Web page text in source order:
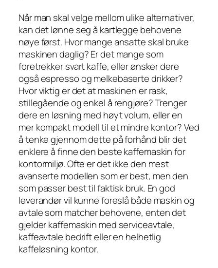
Når man skal velge mellom ulike alternativer,
kan det lønne seg å kartlegge behovene
nøye først. Hvor mange ansatte skal bruke
maskinen daglig? Er det mange som
foretrekker svart kaffe, eller ønsker dere
også espresso og melkebaserte drikker?
Hvor viktig er det at maskinen er rask,
stillegående og enkel å rengjøre? Trenger
dere en løsning med høyt volum, eller en
mer kompakt modell til et mindre kontor? Ved
å tenke gjennom dette på forhånd blir det
enklere å finne den beste kaffemaskin for
kontormiljø. Ofte er det ikke den mest
avanserte modellen som er best, men den
som passer best til faktisk bruk. En god
leverandør vil kunne foreslå både maskin og
avtale som matcher behovene, enten det
gjelder kaffemaskin med serviceavtale,
kaffeavtale bedrift eller en helhetlig
kaffeløsning kontor.